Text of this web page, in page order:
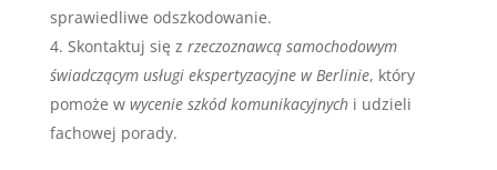
sprawiedliwe odszkodowanie.
Skontaktuj się z rzeczoznawcą samochodowym
świadczącym usługi ekspertyzacyjne w Berlinie, który
pomoże w wycenie szkód komunikacyjnychi udzieli
fachowej porady.